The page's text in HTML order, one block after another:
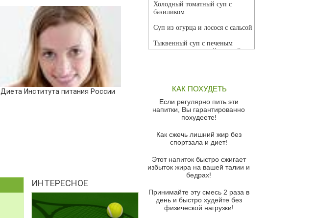
Диета Института питания России
ИНТЕРЕСНОЕ
Холодный томатный суп с
базиликом
Суп из огурца и лосося с сальсой
Тыквенный суп с печеным
чесноком и томатной сальсой
красного перца
Парижский луковый суп
Суп из спаржи и горошка с
Суп-крем из цветной капусты
Французский луковый суп
Суп из баклажанов с моцареллой
Грибной крем-суп с кростини с
козьим сыром
КАК ПОХУДЕТЬ
Если регулярно пить эти
напитки, Вы гарантированно
похудеете!
Как сжечь лишний жир без
спортзала и диет!
Этот напиток быстро сжигает
избыток жира на вашей талии и
бедрах!
Принимайте эту смесь 2 раза в
день и быстро худейте без
физической нагрузки!